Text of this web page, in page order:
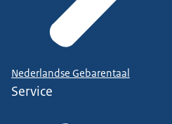
Nederlandse Gebarentaal
Service